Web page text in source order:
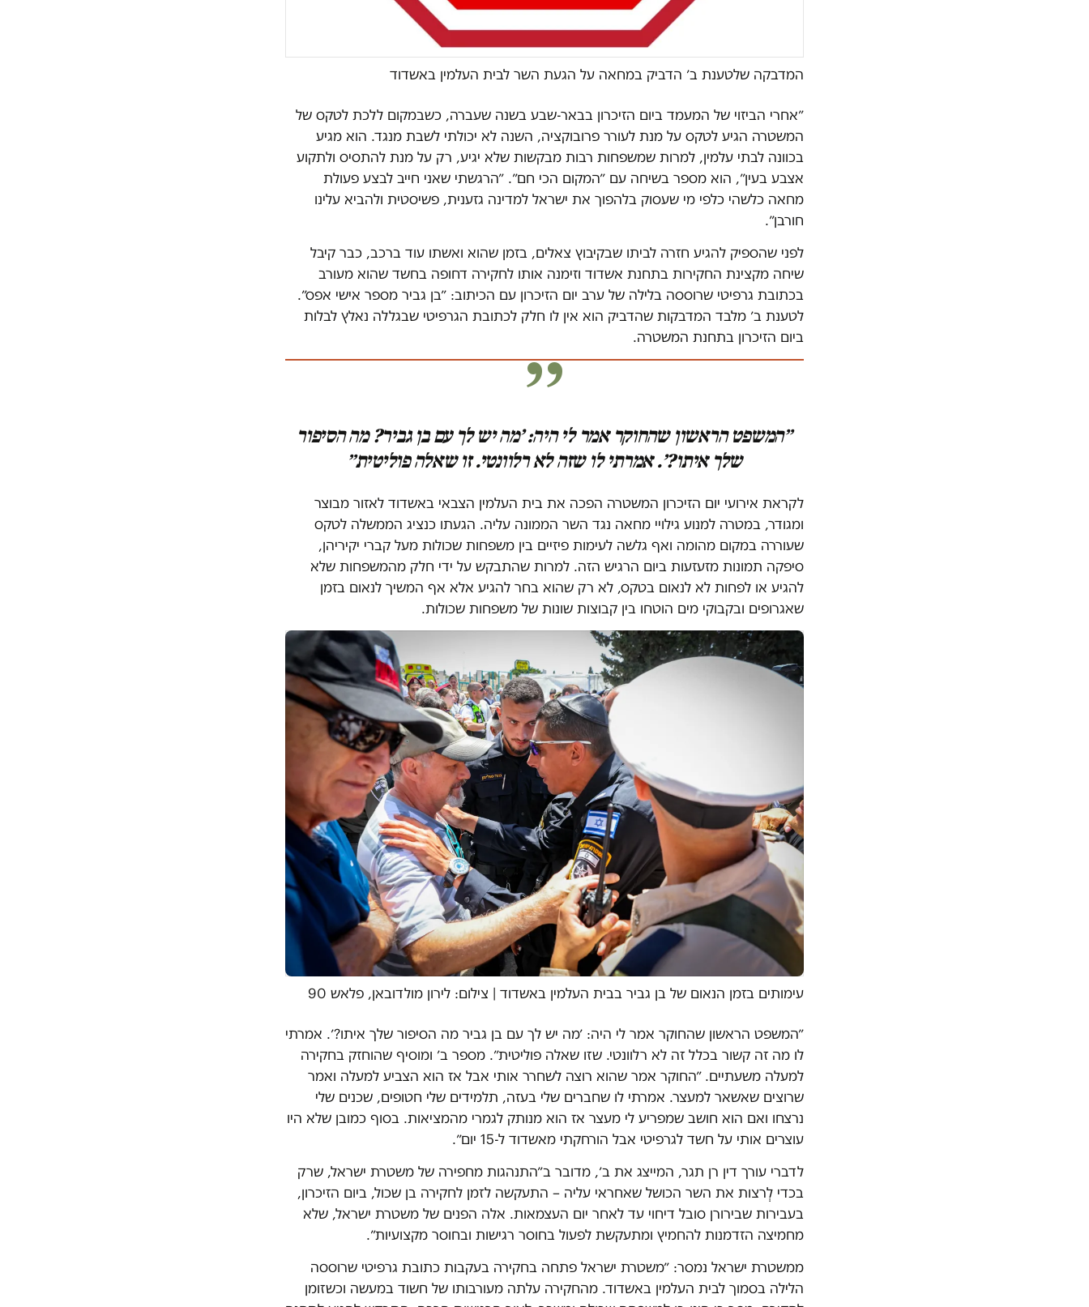
המדבקה שלטענת ב׳ הדביק במחאה על הגעת השר לבית העלמין באשדוד
״אחרי הביזוי של המעמד ביום הזיכרון בבאר-שבע בשנה שעברה, כשבמקום ללכת לטקס של
המשטרה הגיע לטקס על מנת לעורר פרובוקציה, השנה לא יכולתי לשבת מנגד. הוא מגיע
בכוונה לבתי עלמין, למרות שמשפחות רבות מבקשות שלא יגיע, רק על מנת להתסיס ולתקוע
אצבע בעין״, הוא מספר בשיחה עם ״המקום הכי חם״. ״הרגשתי שאני חייב לבצע פעולת
מחאה כלשהי כלפי מי שעסוק בלהפוך את ישראל למדינה גזענית, פשיסטית ולהביא עלינו
חורבן״.
לפני שהספיק להגיע חזרה לביתו שבקיבוץ צאלים, בזמן שהוא ואשתו עוד ברכב, כבר קיבל
שיחה מקצינת החקירות בתחנת אשדוד וזימנה אותו לחקירה דחופה בחשד שהוא מעורב
בכתובת גרפיטי שרוססה בלילה של ערב יום הזיכרון עם הכיתוב: ״בן גביר מספר אישי אפס״.
לטענת ב׳ מלבד המדבקות שהדביק הוא אין לו חלק לכתובת הגרפיטי שבגללה נאלץ לבלות
ביום הזיכרון בתחנת המשטרה.
״המשפט הראשון שהחוקר אמר לי היה: ׳מה יש לך עם בן גביר? מה הסיפור
שלך איתו?׳. אמרתי לו שזה לא רלוונטי. זו שאלה פוליטית״
לקראת אירועי יום הזיכרון המשטרה הפכה את בית העלמין הצבאי באשדוד לאזור מבוצר
ומגודר, במטרה למנוע גילויי מחאה נגד השר הממונה עליה. הגעתו כנציג הממשלה לטקס
שעוררה במקום מהומה ואף גלשה לעימות פיזיים בין משפחות שכולות מעל קברי יקיריהן,
סיפקה תמונות מזעזעות ביום הרגיש הזה. למרות שהתבקש על ידי חלק מהמשפחות שלא
להגיע או לפחות לא לנאום בטקס, לא רק שהוא בחר להגיע אלא אף המשיך לנאום בזמן
שאגרופים ובקבוקי מים הוטחו בין קבוצות שונות של משפחות שכולות.
עימותים בזמן הנאום של בן גביר בבית העלמין באשדוד | צילום: לירון מולדובאן, פלאש 90
״המשפט הראשון שהחוקר אמר לי היה: ׳מה יש לך עם בן גביר מה הסיפור שלך איתו?׳. אמרתי
לו מה זה קשור בכלל זה לא רלוונטי. שזו שאלה פוליטית״. מספר ב׳ ומוסיף שהוחזק בחקירה
למעלה משעתיים. ״החוקר אמר שהוא רוצה לשחרר אותי אבל אז הוא הצביע למעלה ואמר
שרוצים שאשאר למעצר. אמרתי לו שחברים שלי בעזה, תלמידים שלי חטופים, שכנים שלי
נרצחו ואם הוא חושב שמפריע לי מעצר אז הוא מנותק לגמרי מהמציאות. בסוף כמובן שלא היו
עוצרים אותי על חשד לגרפיטי אבל הורחקתי מאשדוד ל-15 יום״.
לדברי עורך דין רן תגר, המייצג את ב׳, מדובר ב״התנהגות מחפירה של משטרת ישראל, שרק
בכדי לְרצות את השר הכושל שאחראי עליה – התעקשה לזמן לחקירה בן שכול, ביום הזיכרון,
בעבירות שבירורן סובל דיחוי עד לאחר יום העצמאות. אלה הפנים של משטרת ישראל, שלא
מחמיצה הזדמנות להחמיץ ומתעקשת לפעול בחוסר רגישות ובחוסר מקצועיות״.
ממשטרת ישראל נמסר: ״משטרת ישראל פתחה בחקירה בעקבות כתובת גרפיטי שרוססה
הלילה בסמוך לבית העלמין באשדוד. מהחקירה עלתה מעורבותו של חשוד במעשה וכשזומן